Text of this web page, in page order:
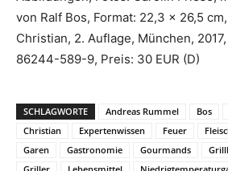
von Ralf Bos, Format: 22,3 x 26,5
Christian, 2. Auflage, München,
86244-589-9, Preis: 30 EUR (D)
SCHLAGWORTE Andreas Rummel Bos
Christian
Expertenwissen Feuer
Garen
Gastronomie Gourmands